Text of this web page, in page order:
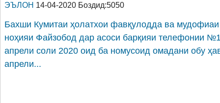
ЭЪЛОН 14-04-2020 Боздид:5050
Бахши Кумитаи ҳолатхои фавқулодда ва
ноҳияи Файзобод дар асоси барқияи телефонии
апрели соли 2020 оид ба номусоид омадани обу
апрели...